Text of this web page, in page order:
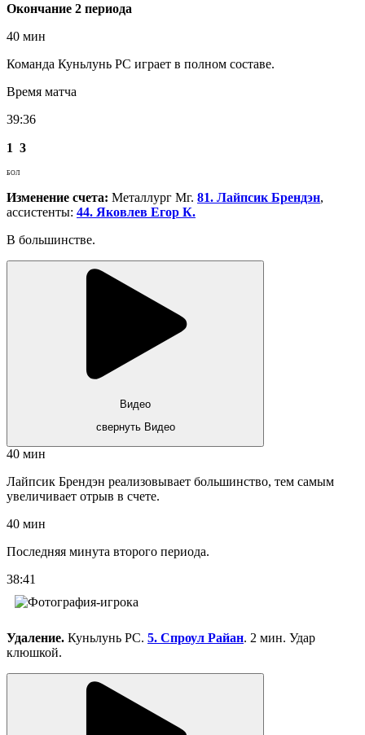
Окончание 2 периода
40 мин
Команда Куньлунь РС играет в полном составе.
Время матча
39:36
1 3
БОЛ
Изменение счета: Металлург Мг. 81. Лайпсик Брендэн,
ассистенты: 44. Яковлев Егор К.
В большинстве.
Видео
свернуть Видео
40 мин
Лайпсик Брендэн реализовывает большинство, тем самым
увеличивает отрыв в счете.
40 мин
Последняя минута второго периода.
38:41
Удаление. Куньлунь РС. 5. Спроул Райан. 2 мин. Удар
клюшкой.